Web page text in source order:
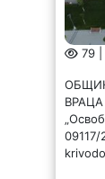
79
ВРАЦА
На